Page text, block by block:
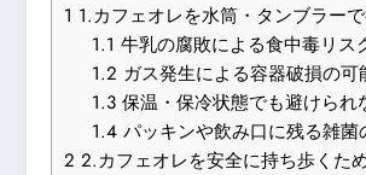
1 1.カフェオレを水筒・タンブラー
1.1 牛乳の腐敗による食中毒リス
1.2 ガス発生による容器破損の可
1.3保温・保冷状態でも避けられ
1.4パッキンや飲み口に残る雑菌
2 2.カフェオレを安全に持ち歩くた